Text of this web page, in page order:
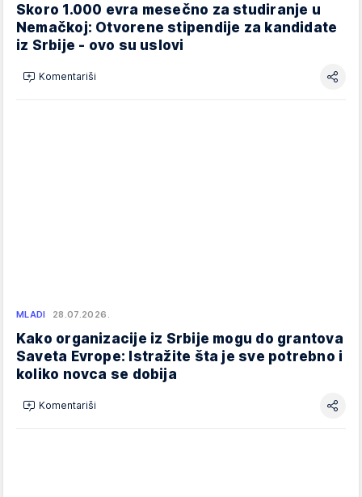
Skoro 1.000 evra mesečno za studiranje u
Nemačkoj: Otvorene stipendije za kandidate
iz Srbije - ovo su uslovi
Komentariši
MLADI 28.07.2026.
Kako organizacije iz Srbije mogu do grantova
Saveta Evrope: Istražite šta je sve potrebno i
koliko novca se dobija
Komentariši